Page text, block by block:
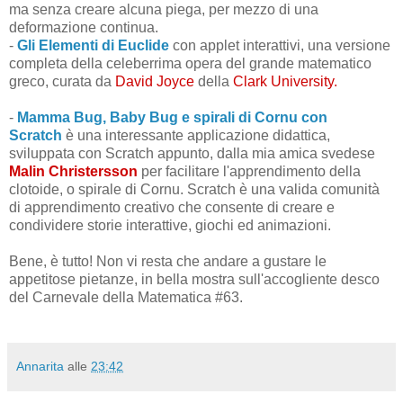
ma senza creare alcuna piega, per mezzo di una
deformazione continua.
- Gli Elementi di Euclide con applet interattivi, una versione
completa della celeberrima opera del grande matematico
greco, curata da David Joyce della Clark University.
- Mamma Bug, Baby Bug e spirali di Cornu con
Scratch è una interessante applicazione didattica,
sviluppata con Scratch appunto, dalla mia amica svedese
Malin Christersson per facilitare l'apprendimento della
clotoide, o spirale di Cornu. Scratch è una valida comunità
di apprendimento creativo che consente di creare e
condividere storie interattive, giochi ed animazioni.
Bene, è tutto! Non vi resta che andare a gustare le
appetitose pietanze, in bella mostra sull'accogliente desco
del Carnevale della Matematica #63.
Annarita alle 23:42